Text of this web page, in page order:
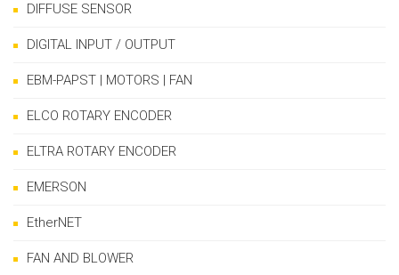
DIFFUSE SENSOR
DIGITAL INPUT / OUTPUT
EBM-PAPST | MOTORS | FAN
ELCO ROTARY ENCODER
ELTRA ROTARY ENCODER
EMERSON
EtherNET
FAN AND BLOWER